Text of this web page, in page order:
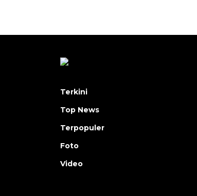
Terkini
Top News
Terpopuler
Foto
Video